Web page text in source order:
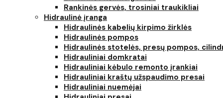
Rankinės gervės, trosiniai traukikliai
Hidraulinė įranga
Hidraulinės kabelių kirpimo žirklės
Hidraulinės pompos
Hidraulinės stotelės, presų pompos,
Hidrauliniai domkratai
Hidrauliniai kėbulo remonto įrankiai
Hidrauliniai kraštų užspaudimo presai
Hidrauliniai nuemėjai